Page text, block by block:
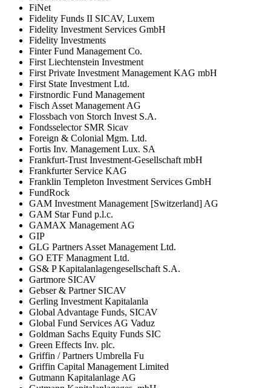
FiNet
Fidelity Funds II SICAV, Luxem
Fidelity Investment Services GmbH
Fidelity Investments
Finter Fund Management Co.
First Liechtenstein Investment
First Private Investment Management KAG mbH
First State Investment Ltd.
Firstnordic Fund Management
Fisch Asset Management AG
Flossbach von Storch Invest S.A.
Fondsselector SMR Sicav
Foreign & Colonial Mgm. Ltd.
Fortis Inv. Management Lux. SA
Frankfurt-Trust Investment-Gesellschaft mbH
Frankfurter Service KAG
Franklin Templeton Investment Services GmbH
FundRock
GAM Investment Management [Switzerland] AG
GAM Star Fund p.l.c.
GAMAX Management AG
GIP
GLG Partners Asset Management Ltd.
GO ETF Managment Ltd.
GS& P Kapitalanlagengesellschaft S.A.
Gartmore SICAV
Gebser & Partner SICAV
Gerling Investment Kapitalanla
Global Advantage Funds, SICAV
Global Fund Services AG Vaduz
Goldman Sachs Equity Funds SIC
Green Effects Inv. plc.
Griffin / Partners Umbrella Fu
Griffin Capital Management Limited
Gutmann Kapitalanlage AG